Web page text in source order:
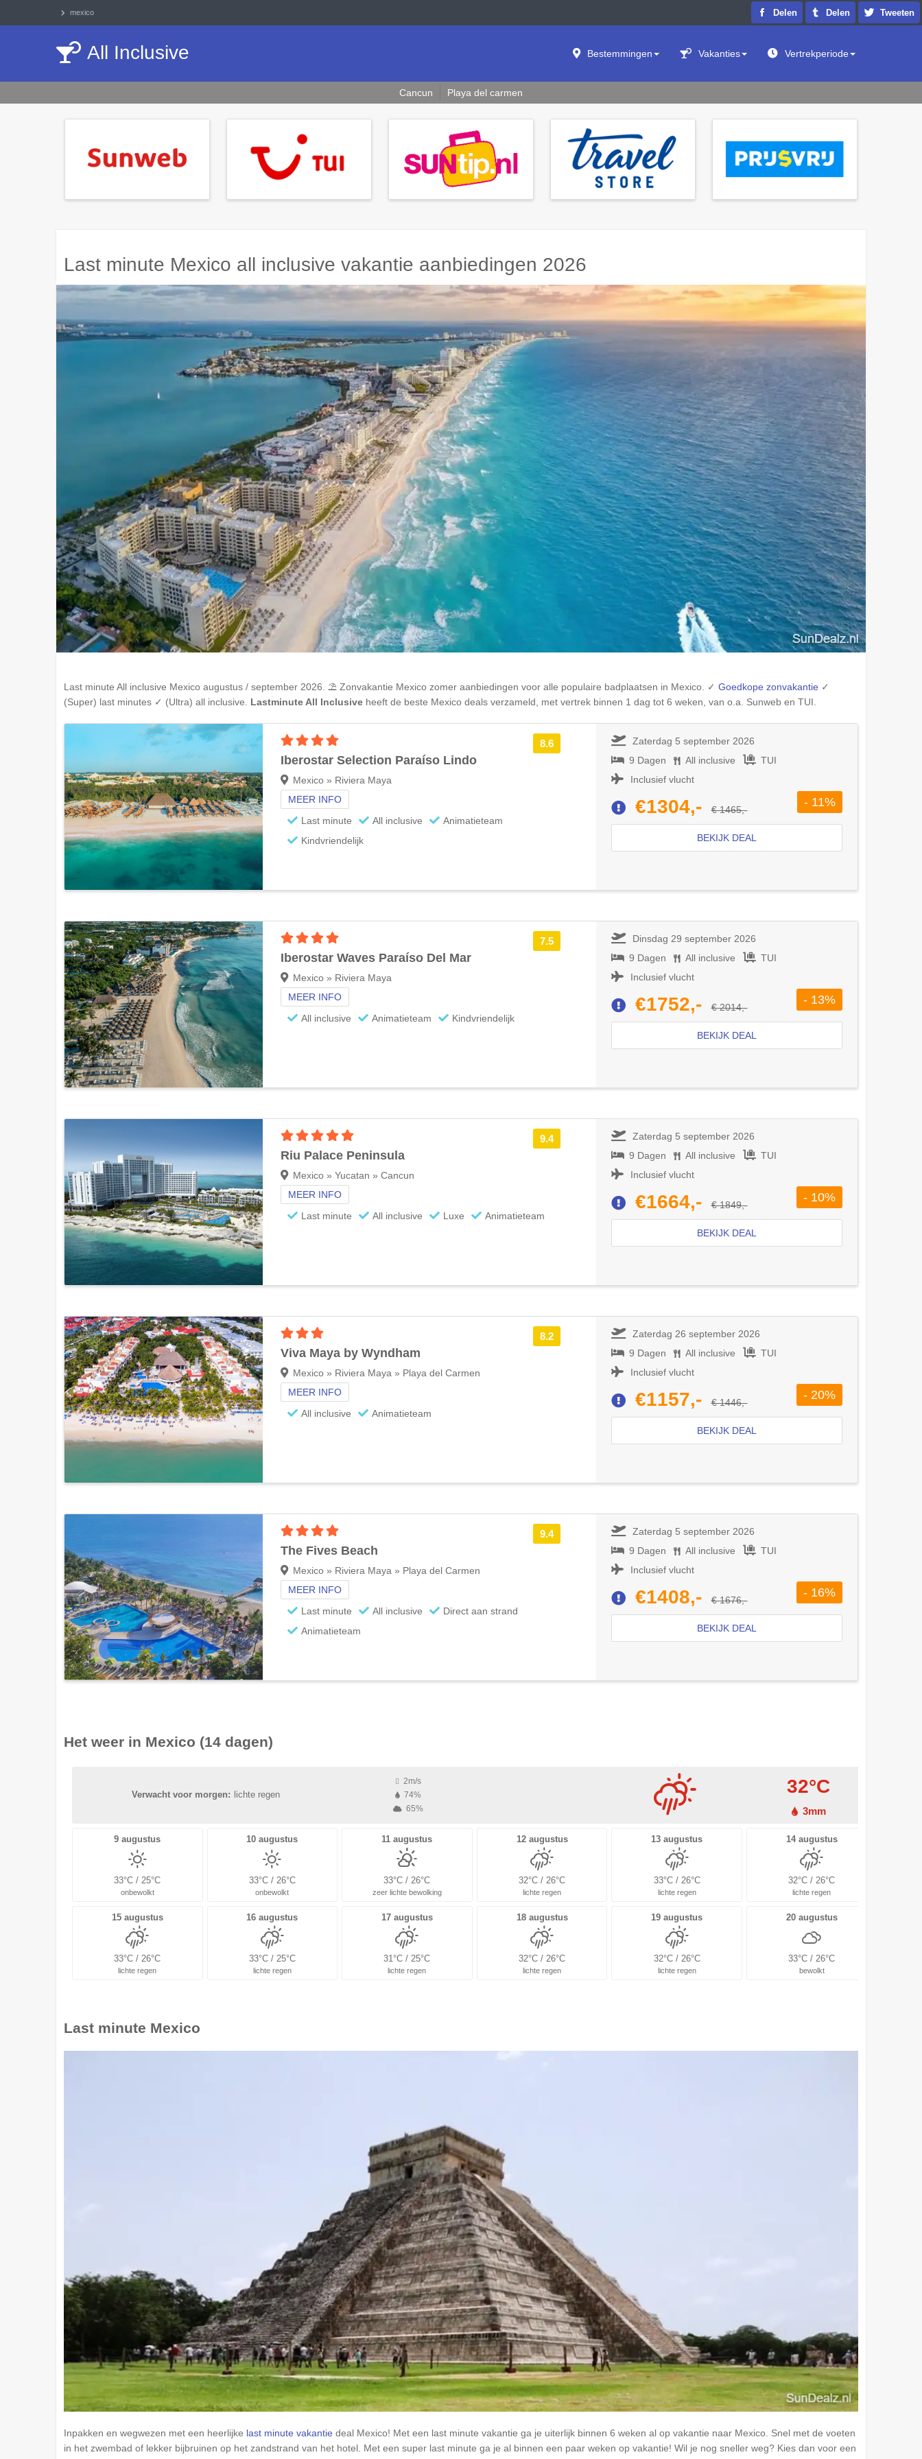
mexico
All Inclusive Bestemmingen Vakanties Vertrekperiode
Cancun Playa del carmen
Last minute Mexico all inclusive vakantie aanbiedingen 2026
Delen Delen Tweeten
Last minute All inclusive Mexico augustus / september 2026. ⛱️ Zonvakantie Mexico zomer aanbiedingen voor alle populaire badplaatsen in Mexico . ✓ Goedkope zonvakantie ✓
(Super) last minutes ✓ (Ultra) all inclusive. Lastminute All Inclusive heeft de beste Mexico deals verzameld, met vertrek binnen 1 dag tot 6 weken, van o.a. Sunweb en TUI.
8.6
Iberostar Selection Paraíso Lindo
Mexico » Riviera Maya
MEER INFO
Last minute
All inclusive
Animatieteam
Kindvriendelijk
Zaterdag 5 september 2026
9 Dagen
All inclusive
TUI
Inclusief vlucht
€1304,- € 1465,-
- 11%
BEKIJK DEAL
7.5
Iberostar Waves Paraíso Del Mar
Mexico » Riviera Maya
MEER INFO
All inclusive
Animatieteam Kindvriendelijk
Dinsdag 29 september 2026
9 Dagen
All inclusive
TUI
Inclusief vlucht
€1752,- € 2014,-
- 13%
BEKIJK DEAL
9.4
Riu Palace Peninsula
Mexico » Yucatan » Cancun
MEER INFO
Last minute
All inclusive Luxe Animatieteam
Zaterdag 5 september 2026
9 Dagen
All inclusive
TUI
Inclusief vlucht
€1664,- € 1849,-
- 10%
BEKIJK DEAL
8.2
Viva Maya by Wyndham
Mexico » Riviera Maya » Playa del Carmen
MEER INFO
All inclusive
Animatieteam
Zaterdag 26 september 2026
9 Dagen
All inclusive
TUI
Inclusief vlucht
€1157,- € 1446,-
- 20%
BEKIJK DEAL
9.4
The Fives Beach
Mexico » Riviera Maya » Playa del Carmen
MEER INFO
Last minute
All inclusive
Direct aan strand
Animatieteam
Zaterdag 5 september 2026
9 Dagen
All inclusive
TUI
Inclusief vlucht
€1408,- € 1676,-
- 16%
BEKIJK DEAL
Het weer in Mexico (14 dagen)
Verwacht voor morgen: lichte regen 32°C
3mm
2m/s
74%
65%
9 augustus
33°C / 25°C
onbewolkt
10 augustus
33°C / 26°C
onbewolkt
11 augustus
33°C / 26°C
zeer lichte bewolking
12 augustus
32°C / 26°C
lichte regen
13 augustus
33°C / 26°C
lichte regen
14 augustus
32°C / 26°C
lichte regen
15 augustus
33°C / 26°C
lichte regen
16 augustus
33°C / 25°C
lichte regen
17 augustus
31°C / 25°C
lichte regen
18 augustus
32°C / 26°C
lichte regen
19 augustus
32°C / 26°C
lichte regen
20 augustus
33°C / 26°C
bewolkt
Last minute Mexico
Inpakken en wegwezen met een heerlijke last minute vakantie deal Mexico! Met een last minute vakantie ga je uiterlijk binnen 6 weken al op vakantie naar Mexico . Snel met de voeten
in het zwembad of lekker bijbruinen op het zandstrand van het hotel. Met een super last minute ga je al binnen een paar weken op vakantie! Wil je nog sneller weg? Kies dan voor een